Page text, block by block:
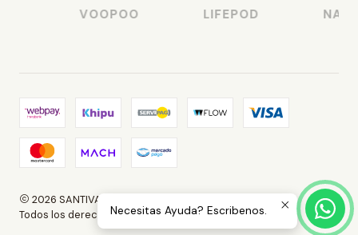
VOOPOO LIFEPOD
2026 SANTIVAPE.
Todos los derechos reservados.Necesitas Ayuda? Escribenos.